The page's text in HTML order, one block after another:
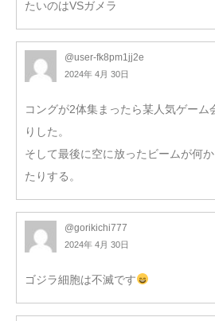
たいのはVSガメラ
@user-fk8pm1jj2e
2024年 4月 30日
コングが2体集まったら某人気ゲーム
りした。
そして最後に空に放ったビームが何
たりする。
@gorikichi777
2024年 4月 30日
ゴジラ細胞は不滅です